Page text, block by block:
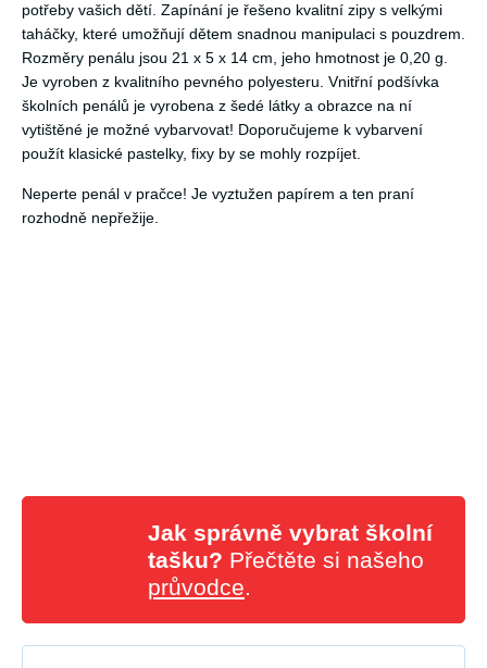
potřeby vašich dětí. Zapínání je řešeno kvalitní zipy s velkými
taháčky, které umožňují dětem snadnou manipulaci s pouzdrem.
Rozměry penálu jsou 21 x 5 x 14 cm, jeho hmotnost je 0,20 g.
Je vyroben z kvalitního pevného polyesteru. Vnitřní podšívka
školních penálů je vyrobena z šedé látky a obrazce na ní
vytištěné je možné vybarvovat! Doporučujeme k vybarvení
použít klasické pastelky, fixy by se mohly rozpíjet.
Neperte penál v pračce! Je vyztužen papírem a ten praní
rozhodně nepřežije.
Jak správně vybrat školní
tašku? Přečtěte si našeho
průvodce.